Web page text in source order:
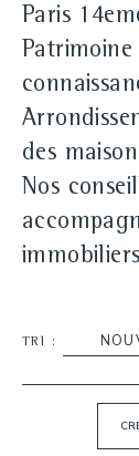
Paris
des
Nos
TRI :